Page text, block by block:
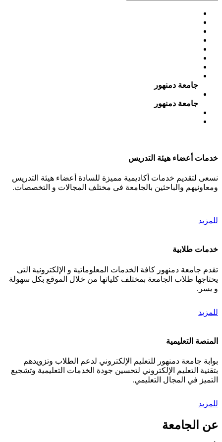
جامعة دمنهور
جامعة دمنهور
خدمات أعضاء هيئة التدريس
نسعى لتقديم خدمات أكاديمية مميزة للسادة أعضاء هيئة التدريس
ومعاونيهم والباحثين بالجامعة فى مختلف المجالات و التخصصات.
للمزيد
خدمات طلابية
تقدم جامعة دمنهور كافة الخدمات المعلوماتية و الإلكترونية التى
يحتاجها طلاب الجامعة بمختلف كلياتها من خلال الموقع بكل سهولة
و يسر.
للمزيد
المنصة التعليمية
بوابة جامعة دمنهور للتعليم الإلكتروني لدعم الطلاب وتزويدهم
بتقنية التعليم الإلكتروني لتحسين جودة الخدمات التعليمية وتشجيع
التميز في المجال التعليمي.
للمزيد
عن الجامعة